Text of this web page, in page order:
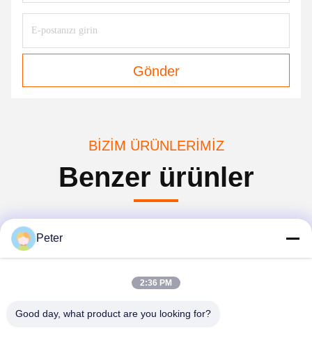
Gönder
BIZIM ÜRÜNLERIMIZ
Benzer ürünler
Video Video
Peter
2:36 PM
Good day, what product are you looking for?